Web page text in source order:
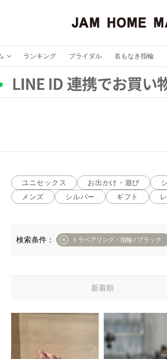
ランキング ブライダル 名もなき指輪
ユニセックス お出かけ・遊び
メンズ
シルバー ギフト
トラペアリング・指輪 / ブラック
新着順